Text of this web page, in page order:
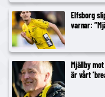
Elfsborg
varnar:
Mjällby
är vårt